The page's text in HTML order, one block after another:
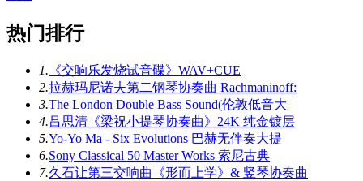
热门排行
1. 《交响乐发烧试音碟》WAV+CUE
2.拉赫玛尼诺夫第二钢琴协奏曲 Rachmaninoff:
3.The London Double Bass Sound(伦敦低音大
4.吕思清《梁祝小提琴协奏曲》24K 纯金镀层
5.Yo-Yo Ma - Six Evolutions 巴赫无伴奏大提
6.Sony Classical 50 Master Works 索尼古典
7.久石让第三交响曲《形而上学》& 竖琴协奏曲